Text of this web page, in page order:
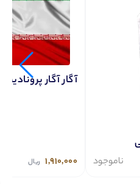
ناموجود
آگار آگار پرونادیسا 100 گرمی
1,910,000 ریال